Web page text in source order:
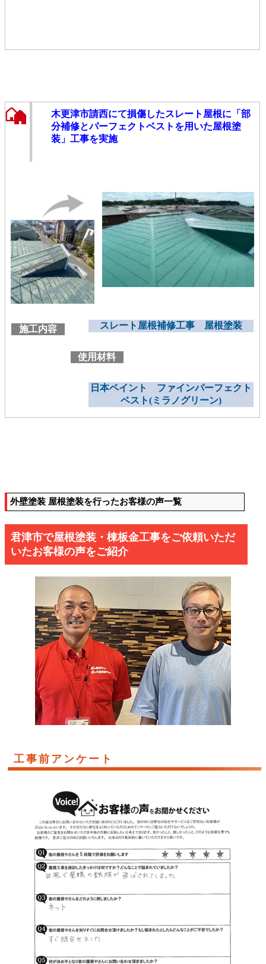
木更津市請西にて損傷したスレート屋根に「部
分補修とパーフェクトベストを用いた屋根塗
装」工事を実施
施工内容 スレート屋根補修工事 屋根塗装
使用材料
日本ペイント ファインパーフェクト
ベスト(ミラノグリーン)
外壁塗装 屋根塗装を行ったお客様の声一覧
君津市で屋根塗装・棟板金工事をご依頼いただ
いたお客様の声をご紹介
工事前アンケート